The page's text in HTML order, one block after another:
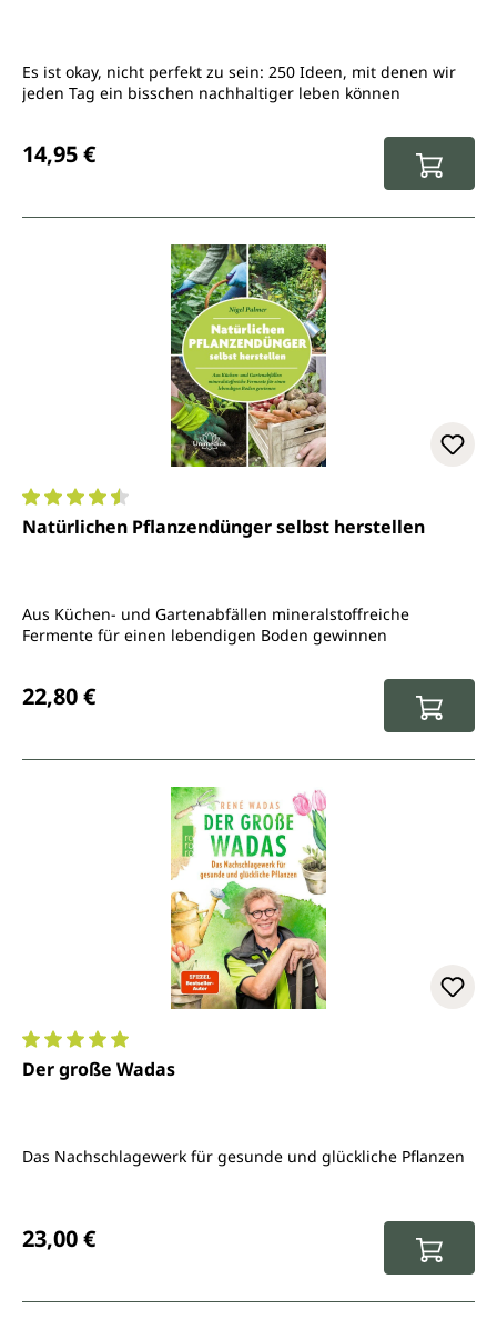
Es ist okay, nicht perfekt zu sein: 250 Ideen, mit denen wir
jeden Tag ein bisschen nachhaltiger leben können
14,95 €
Durchschnittliche Bewertung von 4.5 von 5 Sternen
Natürlichen Pflanzendünger selbst herstellen
Aus Küchen- und Gartenabfällen mineralstoffreiche
Fermente für einen lebendigen Boden gewinnen
22,80 €
Durchschnittliche Bewertung von 5 von 5 Sternen
Der große Wadas
Das Nachschlagewerk für gesunde und glückliche Pflanzen
23,00 €